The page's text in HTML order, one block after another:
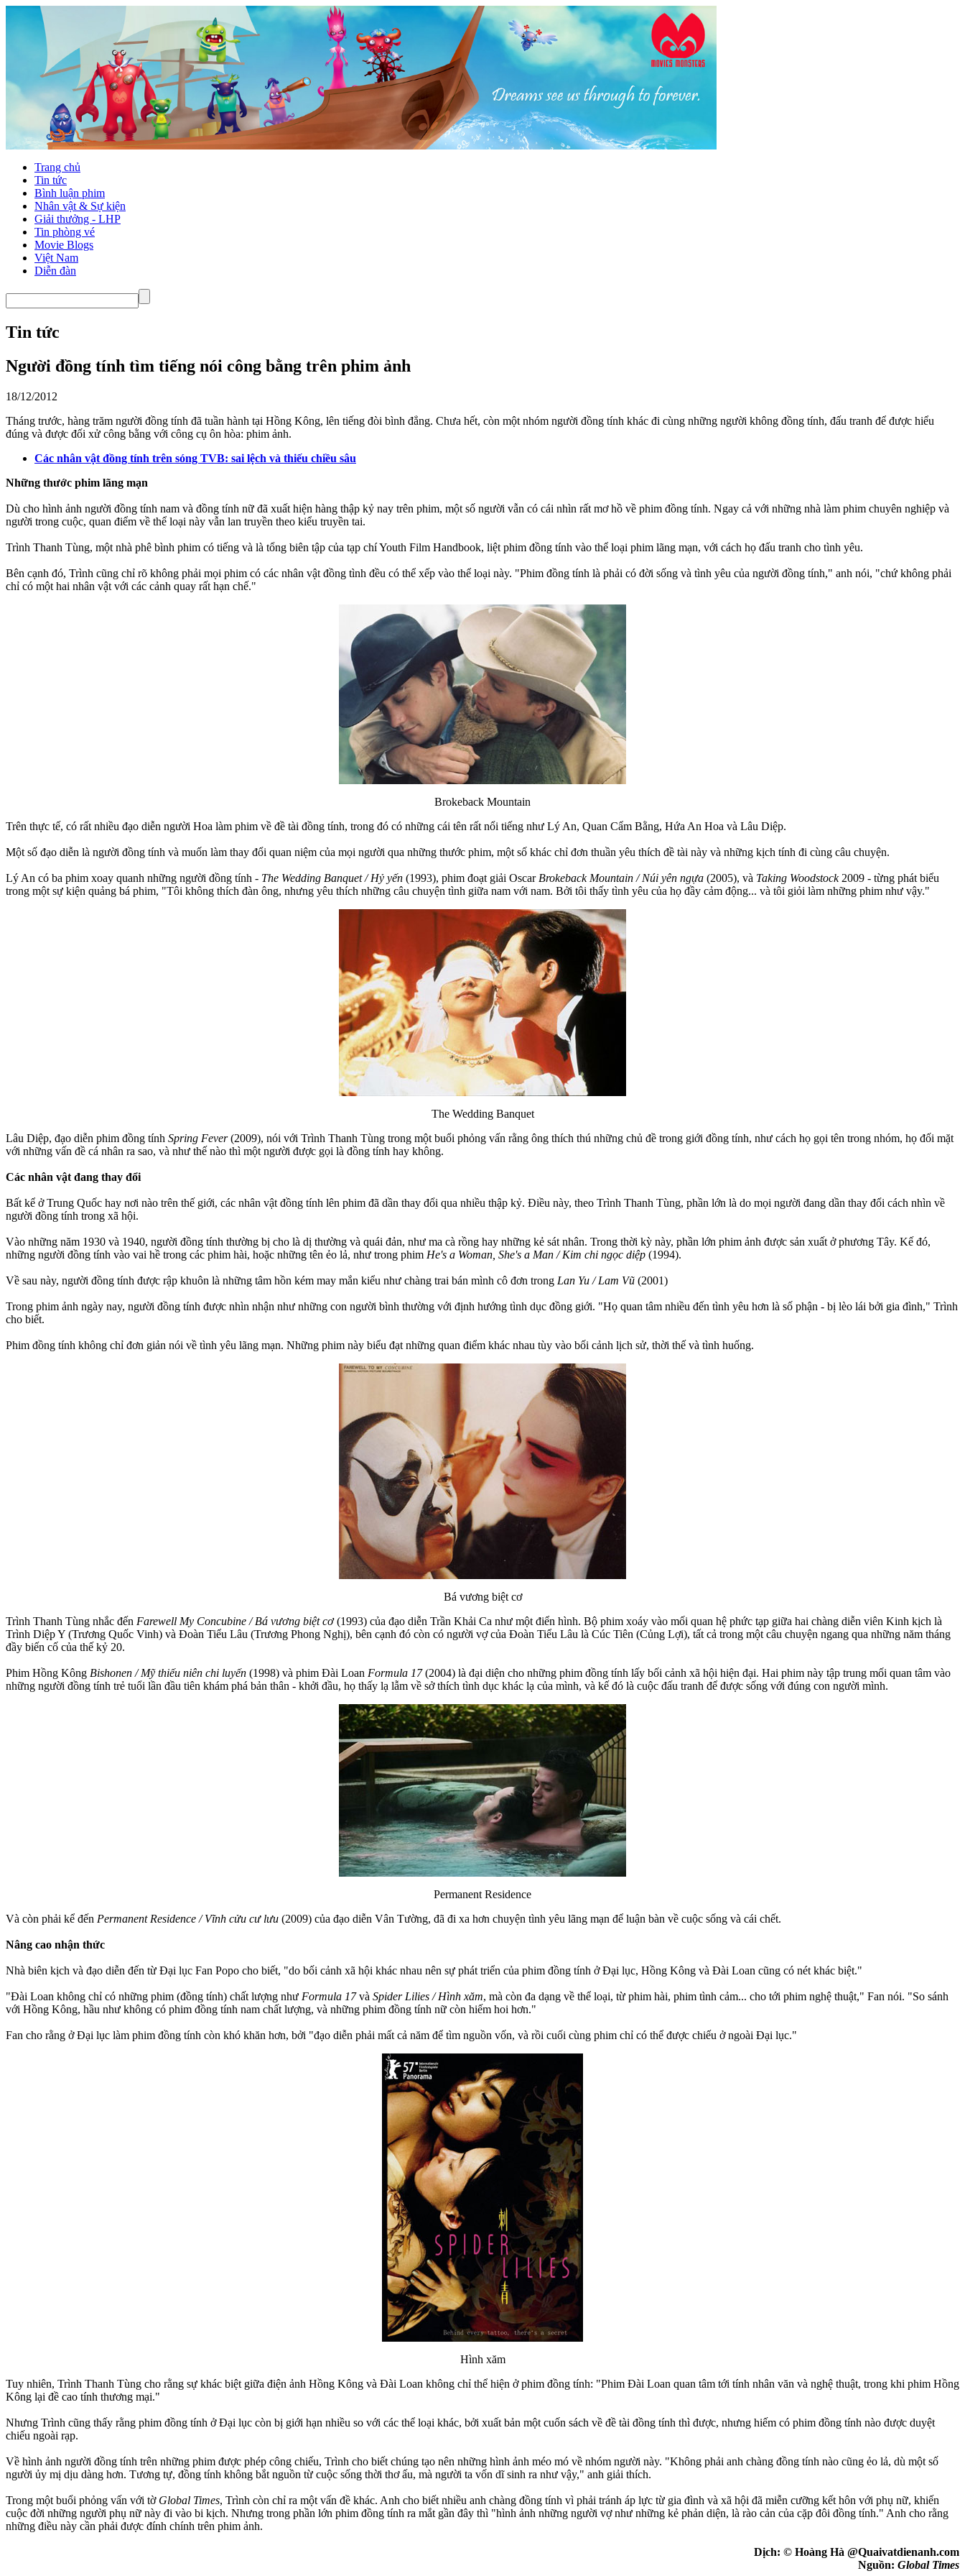
Trang chủ
Tin tức
Bình luận phim
Nhân vật & Sự kiện
Giải thưởng - LHP
Tin phòng vé
Movie Blogs
Việt Nam
Diễn đàn
Tin tức
Người đồng tính tìm tiếng nói công bằng trên phim ảnh
18/12/2012
Tháng trước, hàng trăm người đồng tính đã tuần hành tại Hồng Kông, lên tiếng đòi bình đẳng. Chưa hết, còn một nhóm người đồng tính khác đi cùng những người không đồng tính, đấu tranh để được hiểu
đúng và được đối xử công bằng với công cụ ôn hòa: phim ảnh.
Các nhân vật đồng tính trên sóng TVB: sai lệch và thiếu chiều sâu
Những thước phim lãng mạn
Dù cho hình ảnh người đồng tính nam và đồng tính nữ đã xuất hiện hàng thập kỷ nay trên phim, một số người vẫn có cái nhìn rất mơ hồ về phim đồng tính. Ngay cả với những nhà làm phim chuyên nghiệp và
người trong cuộc, quan điểm về thể loại này vẫn lan truyền theo kiểu truyền tai.
Trình Thanh Tùng, một nhà phê bình phim có tiếng và là tổng biên tập của tạp chí Youth Film Handbook, liệt phim đồng tính vào thể loại phim lãng mạn, với cách họ đấu tranh cho tình yêu.
Bên cạnh đó, Trình cũng chỉ rõ không phải mọi phim có các nhân vật đồng tình đều có thể xếp vào thể loại này. "Phim đồng tính là phải có đời sống và tình yêu của người đồng tính," anh nói, "chứ không phải
chỉ có một hai nhân vật với các cảnh quay rất hạn chế."
Brokeback Mountain
Trên thực tế, có rất nhiều đạo diễn người Hoa làm phim về đề tài đồng tính, trong đó có những cái tên rất nổi tiếng như Lý An, Quan Cẩm Bằng, Hứa An Hoa và Lâu Diệp.
Một số đạo diễn là người đồng tính và muốn làm thay đổi quan niệm của mọi người qua những thước phim, một số khác chỉ đơn thuần yêu thích đề tài này và những kịch tính đi cùng câu chuyện.
Lý An có ba phim xoay quanh những người đồng tính - The Wedding Banquet / Hỷ yến (1993), phim đoạt giải Oscar Brokeback Mountain / Núi yên ngựa (2005), và Taking Woodstock2009 - từng phát biểu
trong một sự kiện quảng bá phim, "Tôi không thích đàn ông, nhưng yêu thích những câu chuyện tình giữa nam với nam. Bởi tôi thấy tình yêu của họ đầy cảm động... và tôi giỏi làm những phim như vậy."
The Wedding Banquet
Lâu Diệp, đạo diễn phim đồng tính Spring Fever(2009), nói với Trình Thanh Tùng trong một buổi phỏng vấn rằng ông thích thú những chủ đề trong giới đồng tính, như cách họ gọi tên trong nhóm, họ đối mặt
với những vấn đề cá nhân ra sao, và như thế nào thì một người được gọi là đồng tính hay không.
Các nhân vật đang thay đổi
Bất kể ở Trung Quốc hay nơi nào trên thế giới, các nhân vật đồng tính lên phim đã dần thay đổi qua nhiều thập kỷ. Điều này, theo Trình Thanh Tùng, phần lớn là do mọi người đang dần thay đổi cách nhìn về
người đồng tính trong xã hội.
Vào những năm 1930 và 1940, người đồng tính thường bị cho là dị thường và quái đản, như ma cà rồng hay những kẻ sát nhân. Trong thời kỳ này, phần lớn phim ảnh được sản xuất ở phương Tây. Kế đó,
những người đồng tính vào vai hề trong các phim hài, hoặc những tên ẻo lả, như trong phim He's a Woman, She's a Man / Kim chi ngọc diệp (1994).
Về sau này, người đồng tính được rập khuôn là những tâm hồn kém may mắn kiểu như chàng trai bán mình cô đơn trong Lan Yu / Lam Vũ (2001)
Trong phim ảnh ngày nay, người đồng tính được nhìn nhận như những con người bình thường với định hướng tình dục đồng giới. "Họ quan tâm nhiều đến tình yêu hơn là số phận - bị lèo lái bởi gia đình," Trình
cho biết.
Phim đồng tính không chỉ đơn giản nói về tình yêu lãng mạn. Những phim này biểu đạt những quan điểm khác nhau tùy vào bối cảnh lịch sử, thời thế và tình huống.
Bá vương biệt cơ
Trình Thanh Tùng nhắc đến Farewell My Concubine / Bá vương biệt cơ(1993) của đạo diễn Trần Khải Ca như một điển hình. Bộ phim xoáy vào mối quan hệ phức tạp giữa hai chàng diễn viên Kinh kịch là
Trình Diệp Y (Trương Quốc Vinh) và Đoàn Tiểu Lâu (Trương Phong Nghị), bên cạnh đó còn có người vợ của Đoàn Tiểu Lâu là Cúc Tiên (Củng Lợi), tất cả trong một câu chuyện ngang qua những năm tháng
đầy biến cố của thế kỷ 20.
Phim Hồng Kông Bishonen / Mỹ thiếu niên chi luyến (1998) và phim Đài Loan Formula 17(2004) là đại diện cho những phim đồng tính lấy bối cảnh xã hội hiện đại. Hai phim này tập trung mối quan tâm vào
những người đồng tính trẻ tuổi lần đầu tiên khám phá bản thân - khởi đầu, họ thấy lạ lẫm về sở thích tình dục khác lạ của mình, và kế đó là cuộc đấu tranh để được sống với đúng con người mình.
Permanent Residence
Và còn phải kể đến Permanent Residence / Vĩnh cửu cư lưu (2009) của đạo diễn Vân Tường, đã đi xa hơn chuyện tình yêu lãng mạn để luận bàn về cuộc sống và cái chết.
Nâng cao nhận thức
Nhà biên kịch và đạo diễn đến từ Đại lục Fan Popo cho biết, "do bối cảnh xã hội khác nhau nên sự phát triển của phim đồng tính ở Đại lục, Hồng Kông và Đài Loan cũng có nét khác biệt."
"Đài Loan không chỉ có những phim (đồng tính) chất lượng như Formula 17và Spider Lilies / Hình xăm, mà còn đa dạng về thể loại, từ phim hài, phim tình cảm... cho tới phim nghệ thuật," Fan nói. "So sánh
với Hồng Kông, hầu như không có phim đồng tính nam chất lượng, và những phim đồng tính nữ còn hiếm hoi hơn."
Fan cho rằng ở Đại lục làm phim đồng tính còn khó khăn hơn, bởi "đạo diễn phải mất cả năm để tìm nguồn vốn, và rồi cuối cùng phim chỉ có thể được chiếu ở ngoài Đại lục."
Hình xăm
Tuy nhiên, Trình Thanh Tùng cho rằng sự khác biệt giữa điện ảnh Hồng Kông và Đài Loan không chỉ thể hiện ở phim đồng tính: "Phim Đài Loan quan tâm tới tính nhân văn và nghệ thuật, trong khi phim Hồng
Kông lại đề cao tính thương mại."
Nhưng Trình cũng thấy rằng phim đồng tính ở Đại lục còn bị giới hạn nhiều so với các thể loại khác, bởi xuất bản một cuốn sách về đề tài đồng tính thì được, nhưng hiếm có phim đồng tính nào được duyệt
chiếu ngoài rạp.
Về hình ảnh người đồng tính trên những phim được phép công chiếu, Trình cho biết chúng tạo nên những hình ảnh méo mó về nhóm người này. "Không phải anh chàng đồng tính nào cũng ẻo lả, dù một số
người ủy mị dịu dàng hơn. Tương tự, đồng tính không bắt nguồn từ cuộc sống thời thơ ấu, mà người ta vốn dĩ sinh ra như vậy," anh giải thích.
Trong một buổi phỏng vấn với tờ Global Times, Trình còn chỉ ra một vấn đề khác. Anh cho biết nhiều anh chàng đồng tính vì phải tránh áp lực từ gia đình và xã hội đã miễn cưỡng kết hôn với phụ nữ, khiến
cuộc đời những người phụ nữ này đi vào bi kịch. Nhưng trong phần lớn phim đồng tính ra mắt gần đây thì "hình ảnh những người vợ như những kẻ phản diện, là rào cản của cặp đôi đồng tính." Anh cho rằng
những điều này cần phải được đính chính trên phim ảnh.
Dịch: © Hoàng Hà @Quaivatdienanh.com
Nguồn: Global Times